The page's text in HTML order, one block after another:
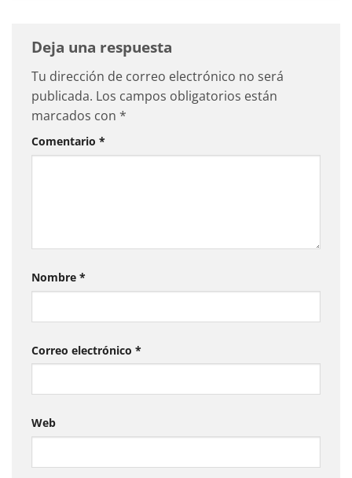
Deja una respuesta
Tu dirección de correo electrónico no será
publicada. Los campos obligatorios están
marcados con *
Comentario *
Nombre *
Correo electrónico *
Web